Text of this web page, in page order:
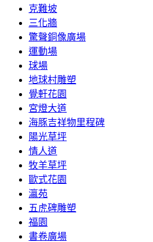
克難坡
三化牆
驚聲銅像廣場
運動場
球場
地球村雕塑
覺軒花園
宮燈大道
海豚吉祥物里程碑
陽光草坪
情人道
牧羊草坪
歐式花園
瀛苑
五虎碑雕塑
福園
書卷廣場